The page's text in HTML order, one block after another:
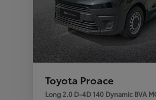
Toyota Proace
Long 2.0 D-4D 140 Dynamic BVA